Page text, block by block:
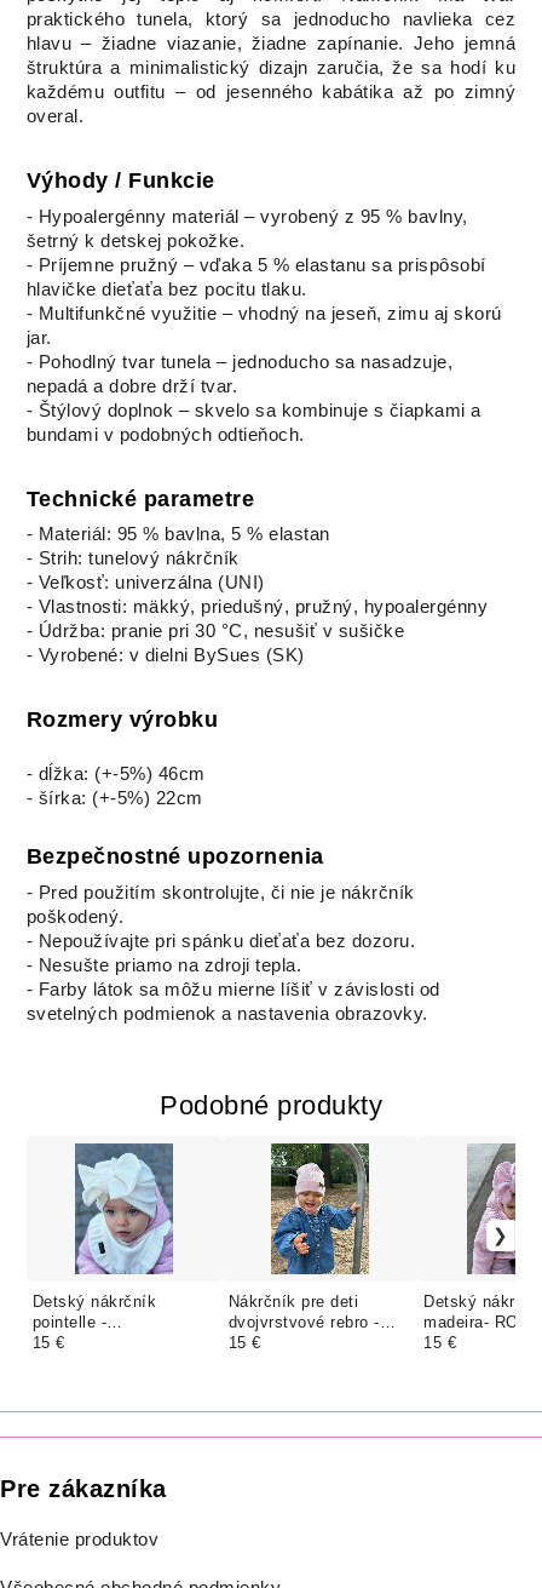
praktického tunela, ktorý sa jednoducho navlieka cez
hlavu – žiadne viazanie, žiadne zapínanie. Jeho jemná
štruktúra a minimalistický dizajn zaručia, že sa hodí ku
každému outfitu – od jesenného kabátika až po zimný
overal.
Výhody / Funkcie
- Hypoalergénny materiál – vyrobený z 95 % bavlny,
šetrný k detskej pokožke.
- Príjemne pružný – vďaka 5 % elastanu sa prispôsobí
hlavičke dieťaťa bez pocitu tlaku.
- Multifunkčné využitie – vhodný na jeseň, zimu aj skorú
jar.
- Pohodlný tvar tunela – jednoducho sa nasadzuje,
nepadá a dobre drží tvar.
- Štýlový doplnok – skvelo sa kombinuje s čiapkami a
bundami v podobných odtieňoch.
Technické parametre
- Materiál: 95 % bavlna, 5 % elastan
- Strih: tunelový nákrčník
- Veľkosť: univerzálna (UNI)
- Vlastnosti: mäkký, priedušný, pružný, hypoalergénny
- Údržba: pranie pri 30 °C, nesušiť v sušičke
- Vyrobené: v dielni BySues (SK)
Rozmery výrobku
- dĺžka: (+-5%) 46cm
- šírka: (+-5%) 22cm
Bezpečnostné upozornenia
- Pred použitím skontrolujte, či nie je nákrčník
poškodený.
- Nepoužívajte pri spánku dieťaťa bez dozoru.
- Nesušte priamo na zdroji tepla.
- Farby látok sa môžu mierne líšiť v závislosti od
svetelných podmienok a nastavenia obrazovky.
Podobné produkty
Detský nákrčník
pointelle -
SMOTANOVÁ s
15 €
Nákrčník pre deti
dvojvrstvové rebro -
BABY PINK
15 €
Detský
madeira- ROSE
15 €
Pre zákazníka
Vrátenie produktov